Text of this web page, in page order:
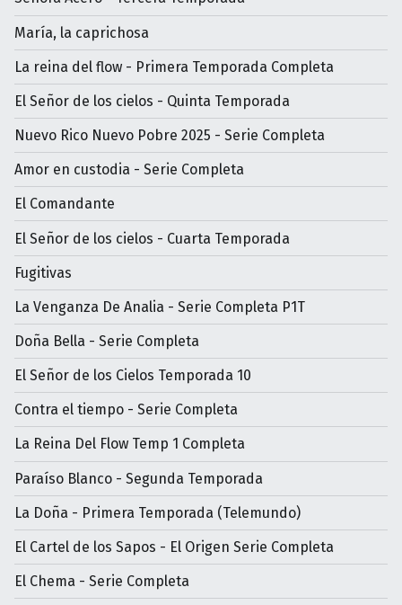
María, la caprichosa
La reina del flow - Primera Temporada Completa
El Señor de los cielos - Quinta Temporada
Nuevo Rico Nuevo Pobre 2025 - Serie Completa
Amor en custodia - Serie Completa
El Comandante
El Señor de los cielos - Cuarta Temporada
Fugitivas
La Venganza De Analia - Serie Completa P1T
Doña Bella - Serie Completa
El Señor de los Cielos Temporada 10
Contra el tiempo - Serie Completa
La Reina Del Flow Temp 1 Completa
Paraíso Blanco - Segunda Temporada
La Doña - Primera Temporada (Telemundo)
El Cartel de los Sapos - El Origen Serie Completa
El Chema - Serie Completa